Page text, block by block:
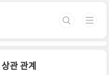
관 관계